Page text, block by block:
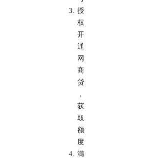
授
权
开
通
网
商
贷
，
获
取
额
度
满